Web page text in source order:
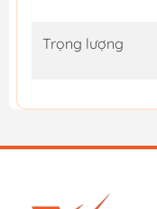
Trọng lượng